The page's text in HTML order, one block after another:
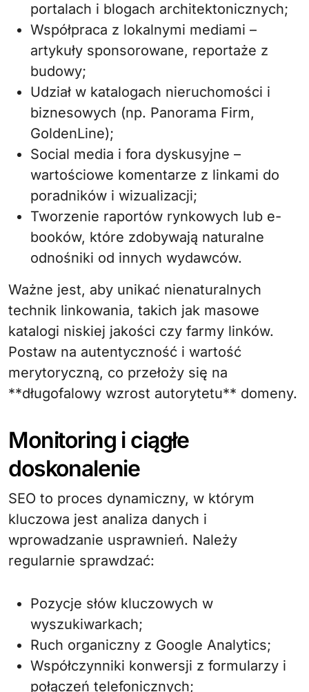
portalach i blogach architektonicznych;
Współpraca z lokalnymi mediami –
artykuły sponsorowane, reportaże z
budowy;
Udział w katalogach nieruchomości i
biznesowych (np. Panorama Firm,
GoldenLine);
Social media i fora dyskusyjne –
wartościowe komentarze z linkami do
poradników i wizualizacji;
Tworzenie raportów rynkowych lub e-
booków, które zdobywają naturalne
odnośniki od innych wydawców.
Ważne jest, aby unikać nienaturalnych
technik linkowania, takich jak masowe
katalogi niskiej jakości czy farmy linków.
Postaw na autentyczność i wartość
merytoryczną, co przełoży się na
**długofalowy wzrost autorytetu** domeny.
Monitoring i ciągłe
doskonalenie
SEO to proces dynamiczny, w którym
kluczowa jest analiza danych i
wprowadzanie usprawnień. Należy
regularnie sprawdzać:
Pozycje słów kluczowych w
wyszukiwarkach;
Ruch organiczny z Google Analytics;
Współczynniki konwersji z formularzy i
połączeń telefonicznych;